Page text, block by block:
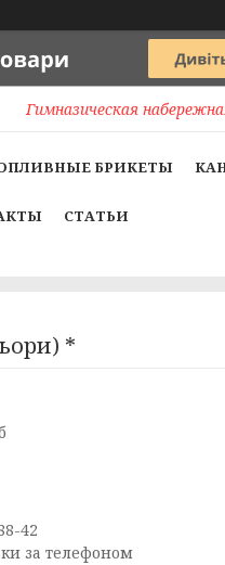
Гимназическая
БРИКЕТЫ
СТАТЬИ
*
42
за телефоном